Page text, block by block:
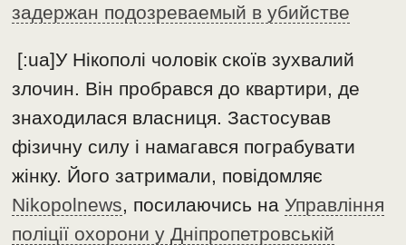
задержан подозреваемый в убийстве
[:ua]У Нікополі чоловік скоїв зухвалий
злочин. Він пробрався до квартири, де
знаходилася власниця. Застосував
фізичну силу і намагався пограбувати
жінку. Його затримали, повідомляє
Nikopolnews, посилаючись наУправління
поліції охорони у Дніпропетровській